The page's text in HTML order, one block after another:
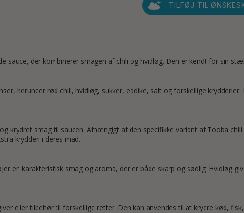
TILFØJ TIL
sauce, der kombinerer smagen af chili og hvidløg. Den er kendt for sin
herunder rød chili, hvidløg, sukker, eddike, salt og forskellige
krydret smag til saucen. Afhængigt af den specifikke variant af Tooba
krydderi i deres mad.
en karakteristisk smag og aroma, der er både skarp og sødlig. Hvidløg
eller tilbehør til forskellige retter. Den kan anvendes til at krydre kød,